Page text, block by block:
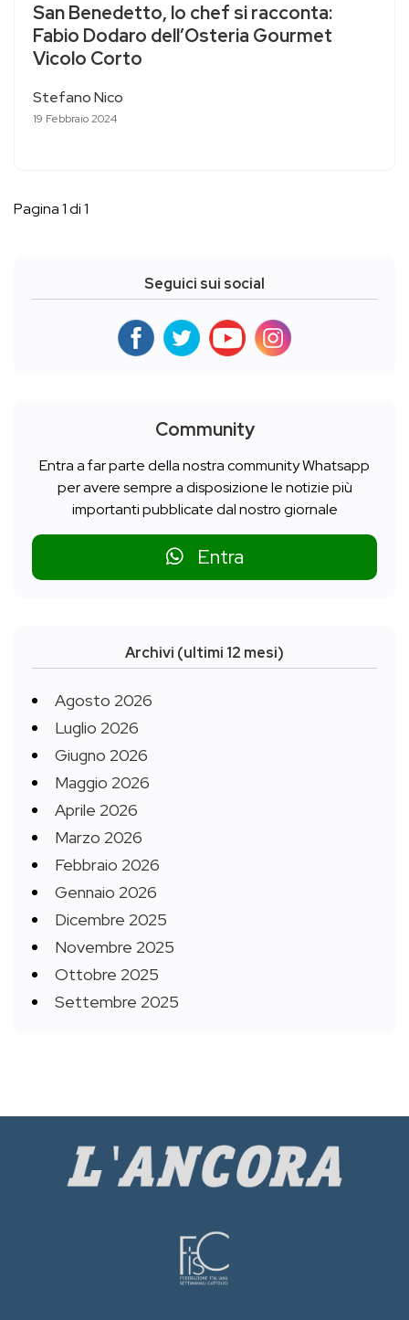
San Benedetto, lo chef si racconta:
Fabio Dodaro dell’Osteria Gourmet
Vicolo Corto
Stefano Nico
19 Febbraio 2024
Pagina 1 di 1
Seguici sui social
Community
Entra a far parte della nostra community Whatsapp
per avere sempre a disposizione le notizie più
importanti pubblicate dal nostro giornale
Entra
Archivi (ultimi 12 mesi)
Agosto 2026
Luglio 2026
Giugno 2026
Maggio 2026
Aprile 2026
Marzo 2026
Febbraio 2026
Gennaio 2026
Dicembre 2025
Novembre 2025
Ottobre 2025
Settembre 2025